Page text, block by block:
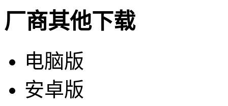
厂商其他下载
电脑版
安卓版